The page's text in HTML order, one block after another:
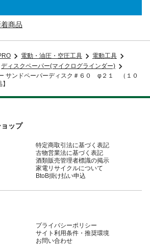
商品
電動・油圧・空圧工具
電動工具
ディスクペーパー(マイクログラインダー)
ー サンドペーパーディスク＃６０ φ２１ （１０
ップ
特定商取引法に基づく表記
古物営業法に基づく表記
酒類販売管理者標識の掲示
家電リサイクルについて
BtoB掛け払い申込
プライバシーポリシー
サイト利用条件・推奨環境
お問い合わせ